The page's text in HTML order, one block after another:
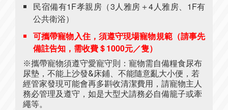
民宿備有1F孝親房（3人雅房＋4人雅房、1F有
公共衛浴）
可攜帶寵物入住，須遵守現場寵物規範（請事先
備註告知，需收費＄1000元／隻）
※攜帶寵物須遵守愛寵守則：寵物需自備糧食尿布
尿墊，不能上沙發&床鋪、不能隨意亂大小便，若
經管家發現可能會再多斟收清潔費用，請寵物主人
務必管理及遵守，如是大型犬請務必自備籠子或牽
繩等。